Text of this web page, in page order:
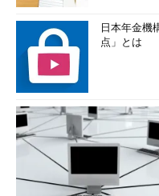
日本年金機
点」とは